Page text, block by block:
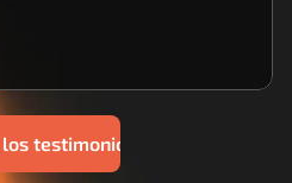
testimonios